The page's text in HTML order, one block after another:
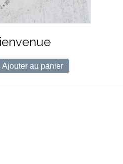
Ajouter au panier